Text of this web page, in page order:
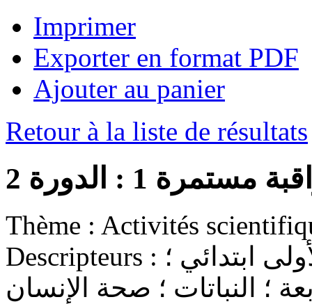
Imprimer
Exporter en format PDF
Ajouter au panier
Retour à la liste de résultats
1 : الدورة 2
Thème :
Descripteurs :